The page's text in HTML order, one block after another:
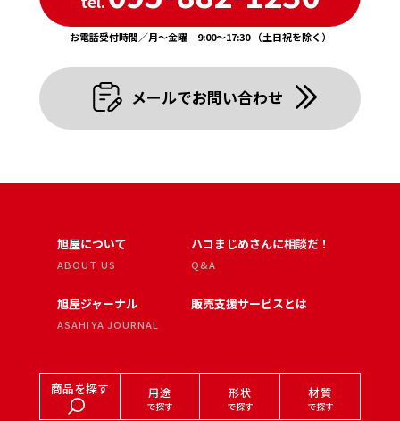
お電話受付時間／月〜金曜 9:00〜17:30 （土日祝を除く）
メールでお問い合わせ
旭屋について
ABOUT US
旭屋ジャーナル
ASAHIYA JOURNAL
ハコまじめさんに相談だ！
Q&A
販売支援サービスとは
商品を探す 用途
で探す
形状
で探す
材質
で探す